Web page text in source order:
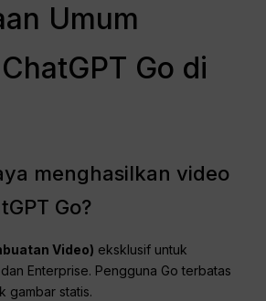
Umum
Go di
menghasilkan video
Go?
Video) eksklusif untuk
Enterprise. Pengguna Go terbatas
gambar statis.